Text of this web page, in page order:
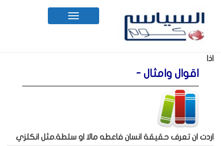
Toggle
navigation
اقوال وامثال -
اذا
اردت ان تعرف حقيقة انسان فاعطه مالا او سلطة.مثل انكلزي